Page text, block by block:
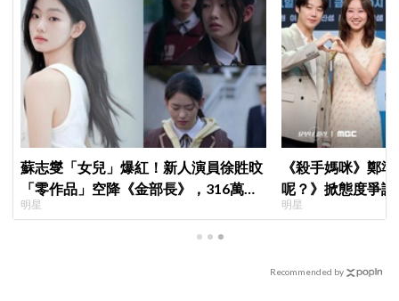
蘇志燮「女兒」爆紅！新人演員徐貹旼
「零作品」空降《金部長》，316萬舊
片被挖出網驚呆：星味藏不住！
明星
《殺手媽咪》鄭
呢？》掀態度爭
真的吐了」心疼
明星
Recommended by